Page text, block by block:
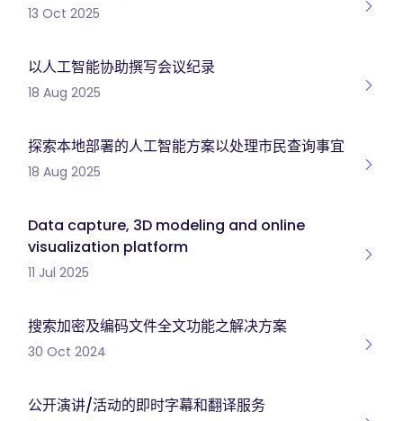
13 Oct 2025
以人工智能协助撰写会议纪录
18 Aug 2025
探索本地部署的人工智能方案以处理市民查询事宜
18 Aug 2025
Data capture, 3D modeling and online
visualization platform
11 Jul 2025
搜索加密及编码文件全文功能之解决方案
30 Oct 2024
公开演讲/活动的即时字幕和翻译服务